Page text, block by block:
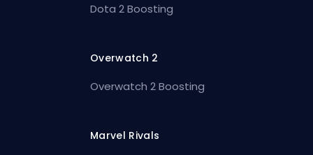
Dota 2 Boosting
Overwatch 2
Overwatch 2 Boosting
Marvel Rivals